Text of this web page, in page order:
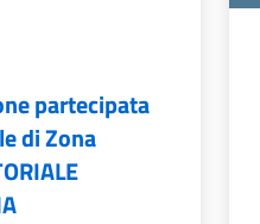
partecipata
di Zona